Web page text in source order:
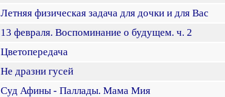
Летняя физическая задача для дочки и для Вас
13 февраля. Воспоминание о будущем. ч. 2
Цветопередача
Не дразни гусей
Суд Афины - Паллады. Мама Мия